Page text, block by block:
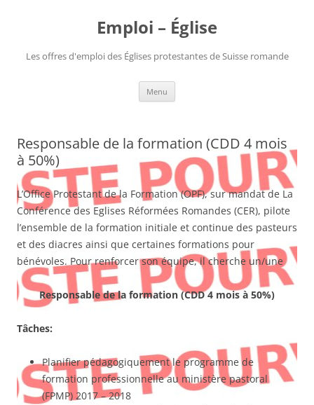
Emploi – Église
Les offres d'emploi des Églises protestantes de Suisse romande
Menu
Responsable de la formation (CDD 4 mois
à 50%)
L’Office Protestant de la Formation (OPF), sur mandat de La
Conférence des Eglises Réformées Romandes (CER), pilote
l’ensemble de la formation initiale et continue des pasteurs
et des diacres ainsi que certaines formations pour
bénévoles. Pour renforcer son équipe, il cherche un/une
Responsable de la formation (CDD 4 mois à 50%)
Tâches:
Planifier pédagogiquement le programme de
formation professionnelle au ministère pastoral
(FPMP) 2017 – 2018